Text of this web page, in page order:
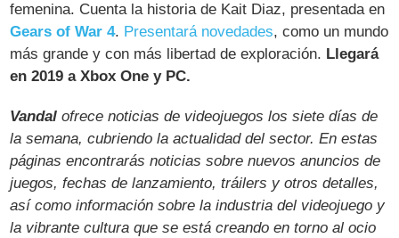
femenina. Cuenta la historia de Kait Diaz, presentada en
Gears of War 4. Presentará novedades, como un mundo
más grande y con más libertad de exploración. Llegará
en 2019 a Xbox One y PC.
Vandal ofrece noticias de videojuegos los siete días de
la semana, cubriendo la actualidad del sector. En estas
páginas encontrarás noticias sobre nuevos anuncios de
juegos, fechas de lanzamiento, tráilers y otros detalles,
así como información sobre la industria del videojuego y
la vibrante cultura que se está creando en torno al ocio